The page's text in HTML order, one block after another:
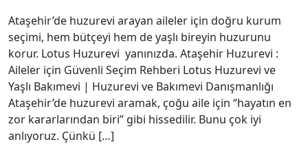
Ataşehir’de huzurevi arayan aileler için doğru kurum
seçimi, hem bütçeyi hem de yaşlı bireyin huzurunu
korur. Lotus Huzurevi yanınızda. Ataşehir Huzurevi :
Aileler için Güvenli Seçim Rehberi Lotus Huzurevi ve
Yaşlı Bakımevi | Huzurevi ve Bakımevi Danışmanlığı
Ataşehir’de huzurevi aramak, çoğu aile için “hayatın en
zor kararlarından biri” gibi hissedilir. Bunu çok iyi
anlıyoruz. Çünkü […]